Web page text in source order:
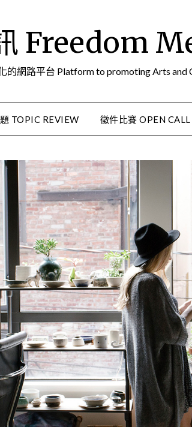
Freedom
的網路平台 Platform to promoting Arts and
TOPIC REVIEW 徵件比賽 OPEN CALL